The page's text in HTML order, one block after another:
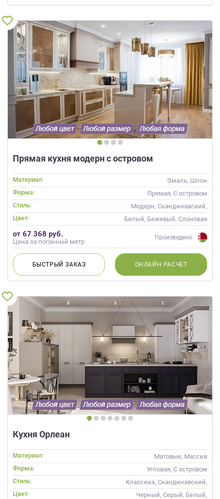
Прямая кухня модерн с островом
Материал:
Эмаль, Шпон
Форма:
Прямая, С островом
Стиль:
Модерн, Скандинавский,
Неоклассика, Современные
Цвет:
Белый, Бежевый, Слоновая
кость, Кремовый, Коричневый,
Капучино
от 67 368 руб.
Цена за погонный метр
Произведено:
БЫСТРЫЙЗАКАЗ ОНЛАЙН РАСЧЕТ
Кухня Орлеан
Материал:
Матовые, Массив
Форма:
Угловая, С островом
Стиль:
Классика, Скандинавский,
Неоклассика
Цвет:
Черный, Серый, Белый,